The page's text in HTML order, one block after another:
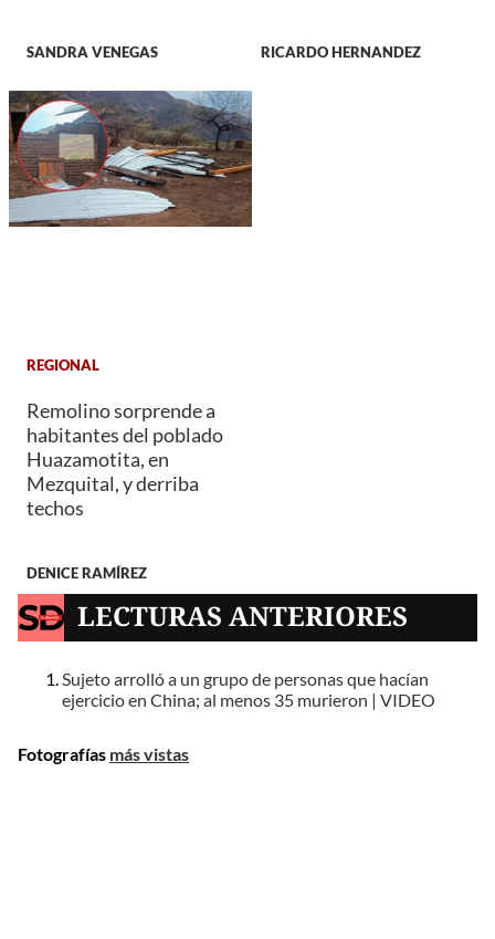
SANDRA VENEGAS RICARDO HERNANDEZ
REGIONAL
Remolino sorprende a
habitantes del poblado
Huazamotita, en
Mezquital, y derriba
techos
DENICE RAMÍREZ
LECTURAS ANTERIORES
Sujeto arrolló a un grupo de personas que hacían
ejercicio en China; al menos 35 murieron | VIDEO
Fotografías más vistas